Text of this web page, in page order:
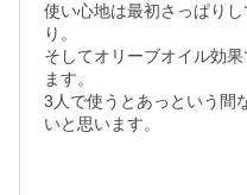
使い心地は最初さっぱり
り。
そしてオリーブオイル効
ます。
3人で使うとあっという間
いと思います。